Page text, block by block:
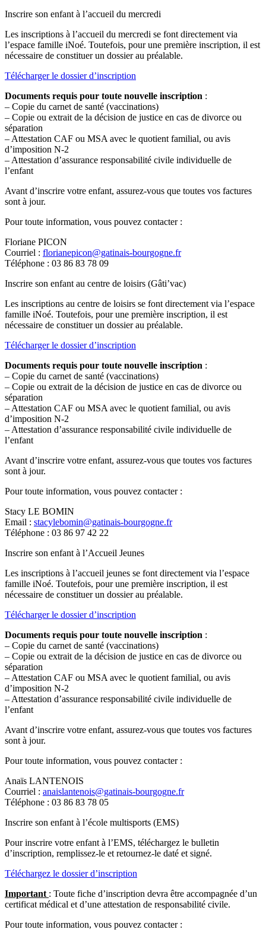
Inscrire son enfant à l’accueil du mercredi
Les inscriptions à l’accueil du mercredi se font directement via
l’espace famille iNoé. Toutefois, pour une première inscription, il est
nécessaire de constituer un dossier au préalable.
Télécharger le dossier d’inscription
Documents requis pour toute nouvelle inscription :
– Copie du carnet de santé (vaccinations)
– Copie ou extrait de la décision de justice en cas de divorce ou
séparation
– Attestation CAF ou MSA avec le quotient familial, ou avis
d’imposition N-2
– Attestation d’assurance responsabilité civile individuelle de
l’enfant
Avant d’inscrire votre enfant, assurez-vous que toutes vos factures
sont à jour.
Pour toute information, vous pouvez contacter :
Floriane PICON
Courriel : florianepicon@gatinais-bourgogne.fr
Téléphone : 03 86 83 78 09
Inscrire son enfant au centre de loisirs (Gâti’vac)
Les inscriptions au centre de loisirs se font directement via l’espace
famille iNoé. Toutefois, pour une première inscription, il est
nécessaire de constituer un dossier au préalable.
Télécharger le dossier d’inscription
Documents requis pour toute nouvelle inscription :
– Copie du carnet de santé (vaccinations)
– Copie ou extrait de la décision de justice en cas de divorce ou
séparation
– Attestation CAF ou MSA avec le quotient familial, ou avis
d’imposition N-2
– Attestation d’assurance responsabilité civile individuelle de
l’enfant
Avant d’inscrire votre enfant, assurez-vous que toutes vos factures
sont à jour.
Pour toute information, vous pouvez contacter :
Stacy LE BOMIN
Email : stacylebomin@gatinais-bourgogne.fr
Téléphone : 03 86 97 42 22
Inscrire son enfant à l’Accueil Jeunes
Les inscriptions à l’accueil jeunes se font directement via l’espace
famille iNoé. Toutefois, pour une première inscription, il est
nécessaire de constituer un dossier au préalable.
Télécharger le dossier d’inscription
Documents requis pour toute nouvelle inscription :
– Copie du carnet de santé (vaccinations)
– Copie ou extrait de la décision de justice en cas de divorce ou
séparation
– Attestation CAF ou MSA avec le quotient familial, ou avis
d’imposition N-2
– Attestation d’assurance responsabilité civile individuelle de
l’enfant
Avant d’inscrire votre enfant, assurez-vous que toutes vos factures
sont à jour.
Pour toute information, vous pouvez contacter :
Anaïs LANTENOIS
Courriel : anaislantenois@gatinais-bourgogne.fr
Téléphone : 03 86 83 78 05
Inscrire son enfant à l’école multisports (EMS)
Pour inscrire votre enfant à l’EMS, téléchargez le bulletin
d’inscription, remplissez-le et retournez-le daté et signé.
Téléchargez le dossier d’inscription
Important : Toute fiche d’inscription devra être accompagnée d’un
certificat médical et d’une attestation de responsabilité civile.
Pour toute information, vous pouvez contacter :